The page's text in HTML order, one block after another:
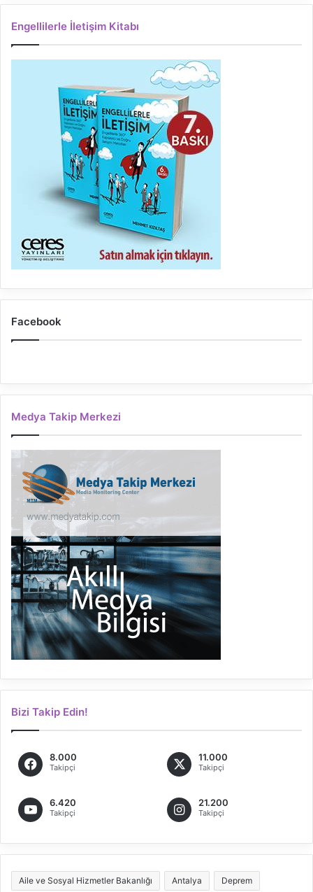
Engellilerle İletişim Kitabı
Facebook
Medya Takip Merkezi
Bizi Takip Edin!
8.000
Takipçi
11.000
Takipçi
6.420
Takipçi
21.200
Takipçi
Aile ve Sosyal Hizmetler Bakanlığı Antalya Deprem